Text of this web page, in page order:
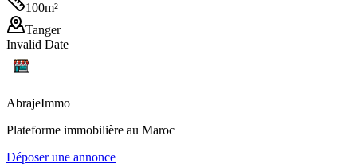
100m²
Tanger
Invalid Date
AbrajeImmo
Plateforme immobilière au Maroc
Déposer une annonce